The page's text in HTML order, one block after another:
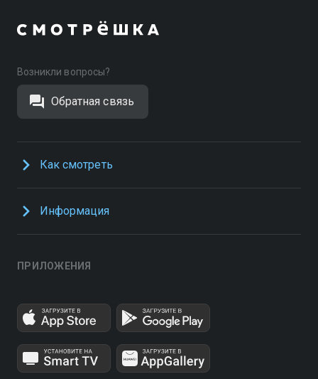
Возникли вопросы?
Обратная связь
Как смотреть
Информация
ПРИЛОЖЕНИЯ